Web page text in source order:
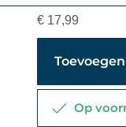
€ 17,99
Op